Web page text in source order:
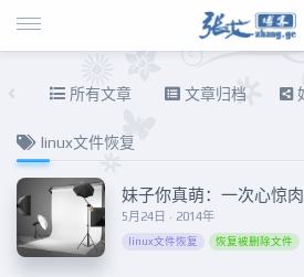
所有文章 文章归档
linux文件恢复
5月24日 · 2014年
linux文件恢复 恢复被删除文件